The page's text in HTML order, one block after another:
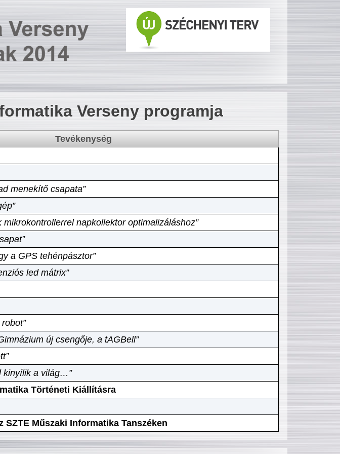
Verseny programja
Tevékenység
menekítő csapata”
mikrokontrollerrel napkollektor optimalizáláshoz”
a GPS tehénpásztor”
led mátrix”
új csengője, a tAGBell”
kinyílik a világ…”
Történeti Kiállításra
SZTE Műszaki Informatika Tanszéken